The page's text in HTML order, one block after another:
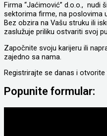
Firma “Jaćimović” d.o.o., nudi
sektorima firme, na poslovima
Bez obzira na Vašu struku ili
zaslužuje priliku ostvariti svoj
Započnite svoju karijeru ili
zajedno sa nama.
Registrirajte se danas i
Popunite formular: